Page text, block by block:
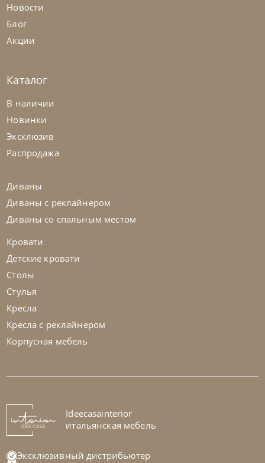
Nicolettihome
Диван Louise
Диван Megan
На заказ 45-90 дн
Новости
Блог
Акции
Каталог
В наличии
Новинки
Эксклюзив
Распродажа
Диваны
Диваны с реклайнером
Диваны со спальным местом
Кровати
Детские кровати
Столы
Стулья
Кресла
Кресла с реклайнером
Корпусная мебель
Ideecasainterior
итальянская мебель
Эксклюзивный дистрибьютер